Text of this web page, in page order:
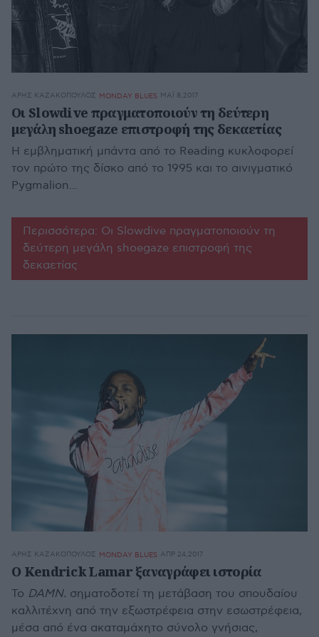
ΆΡΗΣ ΚΑΖΑΚΌΠΟΥΛΟΣ MONDAY BLUES ΜΆΙ 8,2017
Οι Slowdive πραγματοποιούν τη δεύτερη
μεγάλη shoegaze επιστροφή της δεκαετίας
Η εμβληματική μπάντα από το Reading κυκλοφορεί
τον πρώτο της δίσκο από το 1995 και το αινιγματικό
Pygmalion...
Περισσότερα: Οι Slowdive πραγματοποιούν τη
δεύτερη μεγάλη shoegaze επιστροφή της
δεκαετίας
ΆΡΗΣ ΚΑΖΑΚΌΠΟΥΛΟΣ MONDAY BLUES ΑΠΡ 24,2017
Ο Kendrick Lamar ξαναγράφει ιστορία
Το DAMN. σηματοδοτεί τη μετάβαση του σπουδαίου
καλλιτέχνη από την εξωστρέφεια στην εσωστρέφεια,
μέσα από ένα ακαταμάχητο σύνολο γνήσιας,